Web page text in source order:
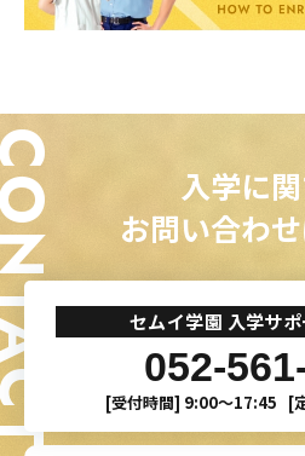
入学に
お問い合わ
セムイ学園 入学サ
052-
[受付時間] 9:00〜17:45 [